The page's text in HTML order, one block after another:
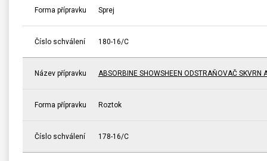
Forma přípravku Sprej
Číslo schválení 180-16/C
Název přípravku ABSORBINE SHOWSHEEN ODSTRAŇOVAČ SKVRN
Forma přípravku Roztok
Číslo schválení 178-16/C